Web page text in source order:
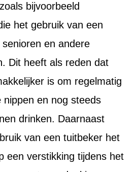
bijvoorbeeld
het gebruik van een
en andere
Dit heeft als reden dat
is om regelmatig
en nog steeds
drinken. Daarnaast
van een tuitbeker het
een verstikking tijdens het